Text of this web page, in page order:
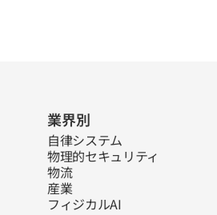
業界別
自律システム
物理的セキュリティ
物流
産業
フィジカルAI